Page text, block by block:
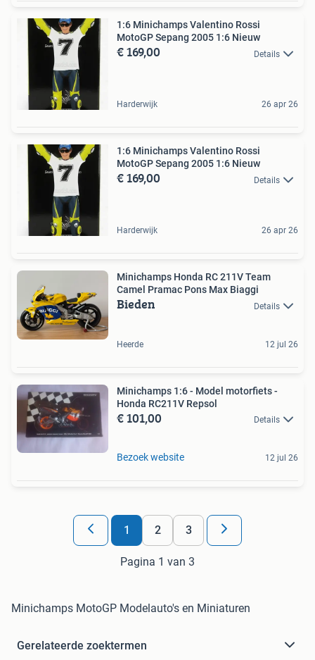
1:6 Minichamps Valentino Rossi
MotoGP Sepang 2005 1:6 Nieuw
€ 169,00 Details
Harderwijk 26 apr 26
1:6 Minichamps Valentino Rossi
MotoGP Sepang 2005 1:6 Nieuw
€ 169,00 Details
Harderwijk 26 apr 26
Minichamps Honda RC 211V Team
Camel Pramac Pons Max Biaggi
Bieden Details
Heerde 12 jul 26
Minichamps 1:6 - Model motorfiets -
Honda RC211V Repsol
€ 101,00 Details
Bezoek website 12 jul 26
1 2 3
Pagina 1 van 3
Minichamps MotoGP Modelauto's en Miniaturen
Gerelateerde zoektermen